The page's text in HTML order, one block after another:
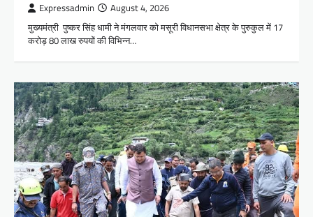
Expressadmin August 4, 2026
मुख्यमंत्री पुष्कर सिंह धामी ने मंगलवार को मसूरी विधानसभा क्षेत्र के पुरुकुल में 17
करोड़ 80 लाख रुपयों की विभिन्न…